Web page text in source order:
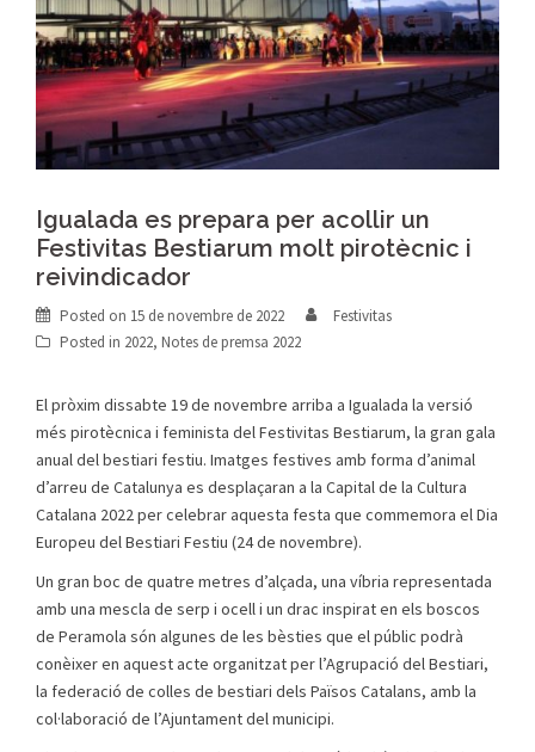
Igualada es prepara per acollir un
Festivitas Bestiarum molt pirotècnic i
reivindicador
Posted on 15 de novembre de 2022
Festivitas
Posted in 2022, Notes de premsa 2022
El pròxim dissabte 19 de novembre arriba a Igualada la versió
més pirotècnica i feminista del Festivitas Bestiarum, la gran gala
anual del bestiari festiu. Imatges festives amb forma d’animal
d’arreu de Catalunya es desplaçaran a la Capital de la Cultura
Catalana 2022 per celebrar aquesta festa que commemora el Dia
Europeu del Bestiari Festiu (24 de novembre).
Un gran boc de quatre metres d’alçada, una víbria representada
amb una mescla de serp i ocell i un drac inspirat en els boscos
de Peramola són algunes de les bèsties que el públic podrà
conèixer en aquest acte organitzat per l’Agrupació del Bestiari,
la federació de colles de bestiari dels Països Catalans, amb la
col·laboració de l’Ajuntament del municipi.